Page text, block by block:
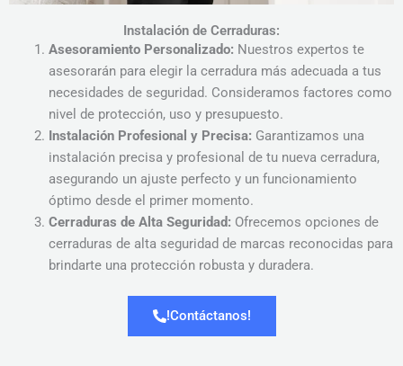
Instalación de Cerraduras:
Asesoramiento Personalizado: Nuestros expertos te
asesorarán para elegir la cerradura más adecuada a tus
necesidades de seguridad. Consideramos factores como
nivel de protección, uso y presupuesto.
Instalación Profesional y Precisa: Garantizamos una
instalación precisa y profesional de tu nueva cerradura,
asegurando un ajuste perfecto y un funcionamiento
óptimo desde el primer momento.
Cerraduras de Alta Seguridad: Ofrecemos opciones de
cerraduras de alta seguridad de marcas reconocidas para
brindarte una protección robusta y duradera.
!Contáctanos!